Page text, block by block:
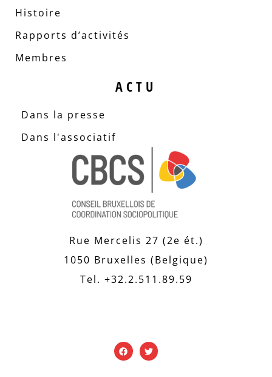
Histoire
Rapports d’activités
Membres
ACTU
Dans la presse
Dans l'associatif
Rue Mercelis 27 (2e ét.)
1050 Bruxelles (Belgique)
Tel. +32.2.511.89.59